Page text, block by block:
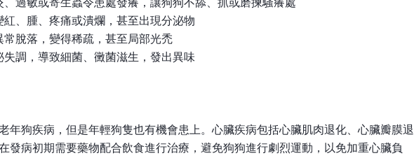
紅、腫、疼痛或潰爛，甚至出現分泌物
常脫落，變得稀疏，甚至局部光禿
調，導致細菌、黴菌滋生，發出異味
年狗疾病，但是年輕狗隻也有機會患上。心臟疾病包括心臟肌肉退化、心臟瓣膜退
發病初期需要藥物配合飲食進行治療，避免狗狗進行劇烈運動，以免加重心臟負